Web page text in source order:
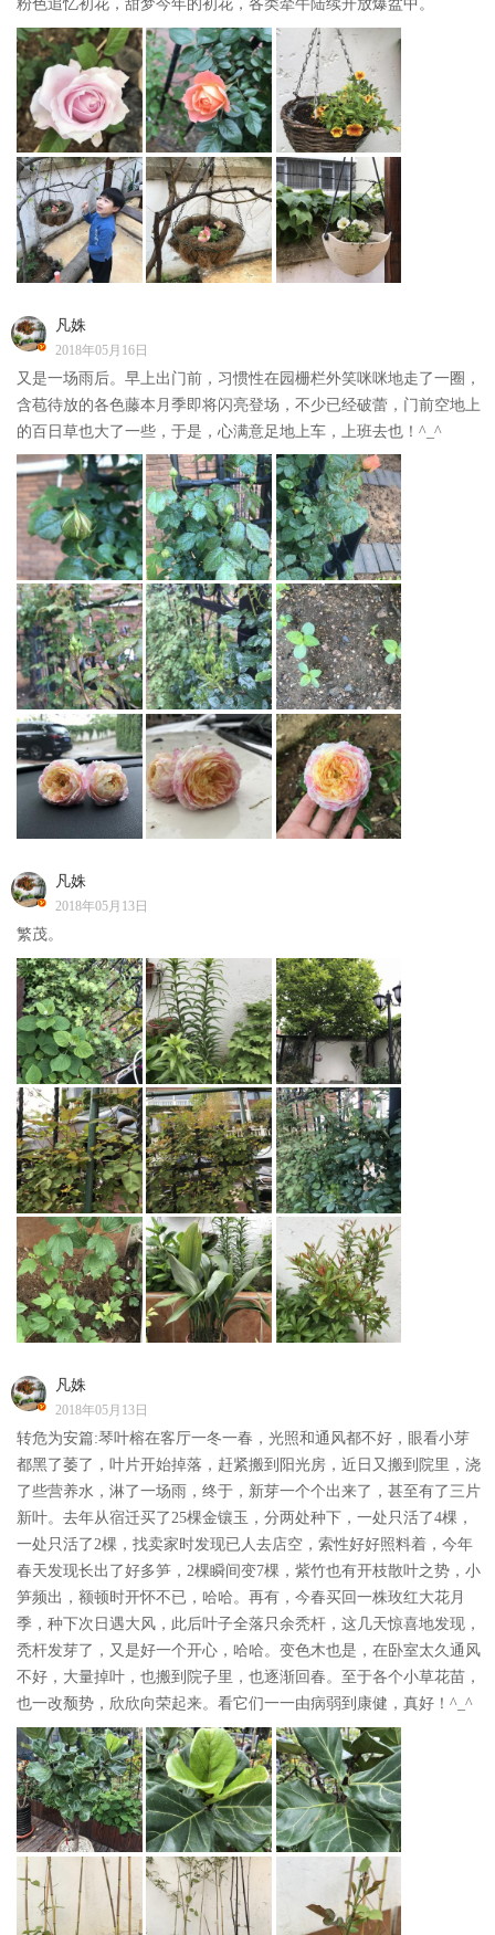
粉色追忆初花，甜梦今年的初花，各类牵牛陆续开放爆盆中。
凡姝
2018年05月16日
又是一场雨后。早上出门前，习惯性在园栅栏外笑咪咪地走了一圈，
含苞待放的各色藤本月季即将闪亮登场，不少已经破蕾，门前空地上
的百日草也大了一些，于是，心满意足地上车，上班去也！^_^
凡姝
2018年05月13日
繁茂。
凡姝
2018年05月13日
转危为安篇:琴叶榕在客厅一冬一春，光照和通风都不好，眼看小芽
都黑了萎了，叶片开始掉落，赶紧搬到阳光房，近日又搬到院里，浇
了些营养水，淋了一场雨，终于，新芽一个个出来了，甚至有了三片
新叶。去年从宿迁买了25棵金镶玉，分两处种下，一处只活了4棵，
一处只活了2棵，找卖家时发现已人去店空，索性好好照料着，今年
春天发现长出了好多笋，2棵瞬间变7棵，紫竹也有开枝散叶之势，小
笋频出，额顿时开怀不已，哈哈。再有，今春买回一株玫红大花月
季，种下次日遇大风，此后叶子全落只余秃杆，这几天惊喜地发现，
秃杆发芽了，又是好一个开心，哈哈。变色木也是，在卧室太久通风
不好，大量掉叶，也搬到院子里，也逐渐回春。至于各个小草花苗，
也一改颓势，欣欣向荣起来。看它们一一由病弱到康健，真好！^_^